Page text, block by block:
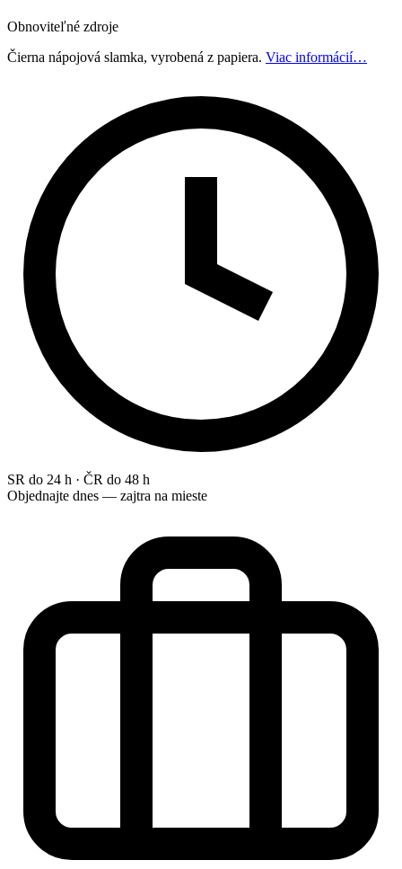
Obnoviteľné zdroje
Čierna nápojová slamka, vyrobená z papiera. Viac informácií…
SR do 24 h · ČR do 48 h
Objednajte dnes — zajtra na mieste